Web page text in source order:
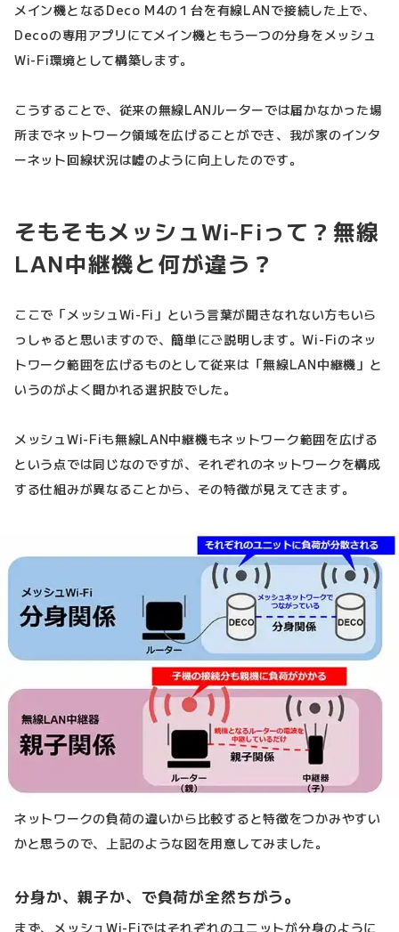
メイン機となるDeco M4の１台を有線LANで接続した上で、
Decoの専用アプリにてメイン機ともう一つの分身をメッシュ
Wi-Fi環境として構築します。
こうすることで、従来の無線LANルーターでは届かなかった場
所までネットワーク領域を広げることができ、我が家のインタ
ーネット回線状況は嘘のように向上したのです。
そもそもメッシュWi-Fiって？無線
LAN中継機と何が違う？
ここで「メッシュWi-Fi」という言葉が聞きなれない方もいら
っしゃると思いますので、簡単にご説明します。Wi-Fiのネッ
トワーク範囲を広げるものとして従来は「無線LAN中継機」と
いうのがよく聞かれる選択肢でした。
メッシュWi-Fiも無線LAN中継機もネットワーク範囲を広げる
という点では同じなのですが、それぞれのネットワークを構成
する仕組みが異なることから、その特徴が見えてきます。
ネットワークの負荷の違いから比較すると特徴をつかみやすい
かと思うので、上記のような図を用意してみました。
分身か、親子か、で負荷が全然ちがう。
まず、メッシュWi-Fiではそれぞれのユニットが分身のように